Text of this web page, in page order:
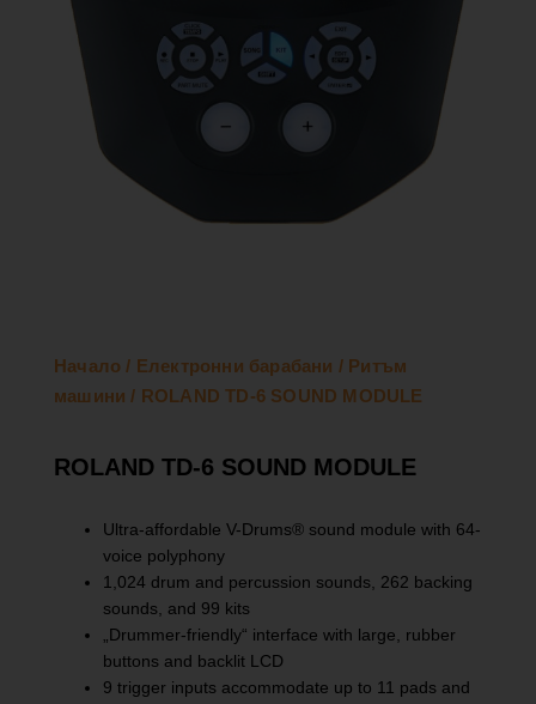
Начало / Електронни барабани / Ритъм
машини / ROLAND TD-6 SOUND MODULE
ROLAND TD-6 SOUND MODULE
Ultra-affordable V-Drums® sound module with 64-
voice polyphony
1,024 drum and percussion sounds, 262 backing
sounds, and 99 kits
„Drummer-friendly“ interface with large, rubber
buttons and backlit LCD
9 trigger inputs accommodate up to 11 pads and